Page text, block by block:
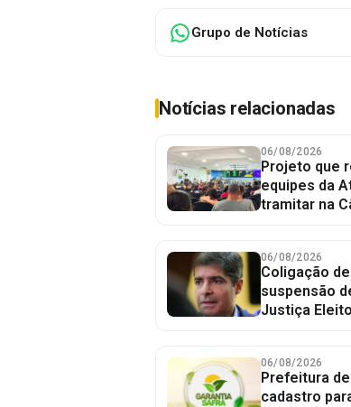
Grupo de Notícias
Notícias relacionadas
06/08/2026
Projeto que
equipes da
tramitar na
06/08/2026
Coligação
suspensão
Justiça
06/08/2026
Prefeitura
cadastro